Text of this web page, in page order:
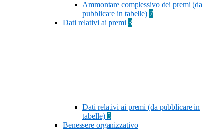
Ammontare complessivo dei premi (da
pubblicare in tabelle) 7
Dati relativi ai premi 3
Dati relativi ai premi (da pubblicare in
tabelle) 3
Benessere organizzativo